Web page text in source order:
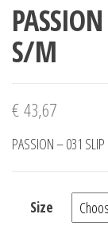
S/M
€43,67
PASSION – 031
Size